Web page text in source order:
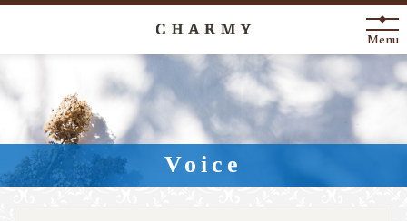
New Arrival
About
Engagement Ring
Menu
Voice